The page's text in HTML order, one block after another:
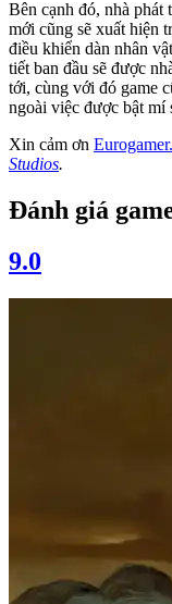
Bên cạnh đó, nhà phát
mới cũng sẽ xuất hiện
điều khiển dàn nhân
tiết ban đầu sẽ được
tới, cùng với đó game
ngoài việc được bật mí
Xin cảm ơn Eurogamer.
Studios.
Đánh giá
9.0